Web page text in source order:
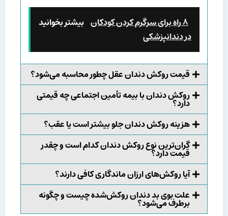
بیشتر بخوانید ۸ راه برای سرگرم کردن کودکان
در دندانپزشکی
قیمت روکش دندان عقل چطور محاسبه می‌شود؟
روکش دندان با بیمه تأمین اجتماعی چه قیمتی
دارد؟
هزینه روکش دندان جلو بیشتر است یا عقب؟
گران‌ترین نوع روکش دندان کدام است و چقدر
قیمت دارد؟
آیا روکش‌های ارزان ماندگاری کافی دارند؟
علت بوی بد دندان روکش‌شده چیست و چگونه
برطرف می‌شود؟